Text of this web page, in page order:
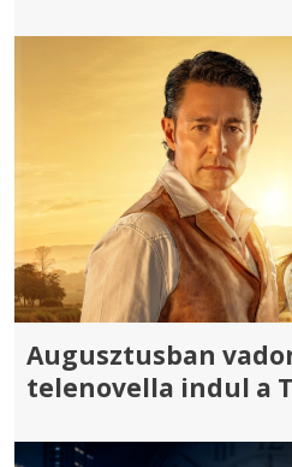
Augusztusban
telenovella indul a